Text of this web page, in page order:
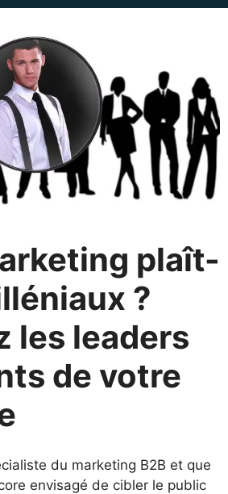
plaît-
?
les leaders
de votre
du marketing B2B et que
envisagé de cibler le public